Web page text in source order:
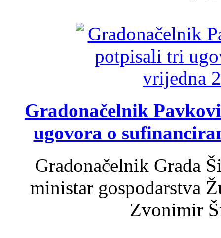
Gradonačelnik
ugovora o
Gradonačelnik Grada
ministar gospodarstva
Zvonimir